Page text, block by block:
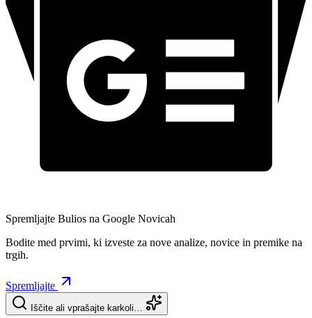
Spremljajte Bulios na Google Novicah
Bodite med prvimi, ki izveste za nove analize, novice in premike na
trgih.
Spremljajte
Iščite ali vprašajte karkoli…